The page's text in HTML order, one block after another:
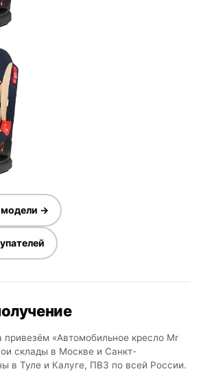
модели →
привезём «Автомобильное кресло Mr
склады в Москве и Санкт-
в Туле и Калуге, ПВЗ по всей России.